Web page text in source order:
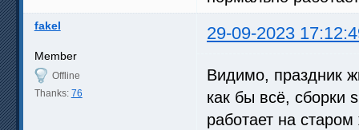
fakel 29-09-2023
Member
Offline
Thanks: 76
Видимо, праздник
как бы всё, сборки
работает на